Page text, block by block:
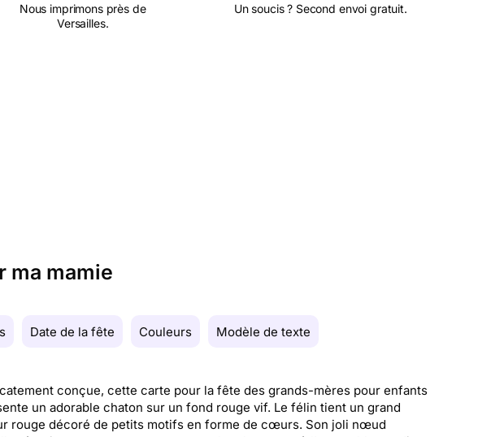
Nous imprimons près de
Versailles.
Un soucis ? Second envoi gratuit.
ma mamie
Date de la fête Couleurs Modèle de texte
conçue, cette carte pour la fête des grands-mères pour enfants
un adorable chaton sur un fond rouge vif. Le félin tient un grand
rouge décoré de petits motifs en forme de cœurs. Son joli nœud